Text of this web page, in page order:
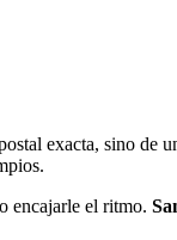
exacta, sino de
encajarle el ritmo.